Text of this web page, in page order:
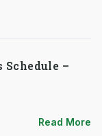
Schedule –
Read More